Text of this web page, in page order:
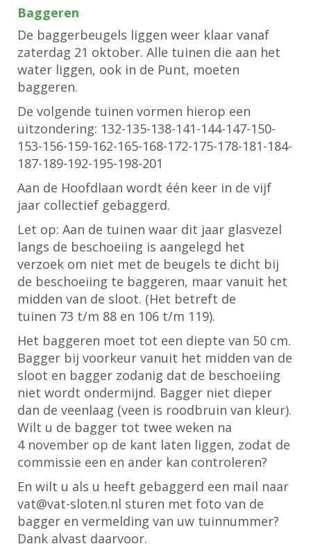
Baggeren
De baggerbeugels liggen weer klaar vanaf
zaterdag 21 oktober. Alle tuinen die aan het
water liggen, ook in de Punt, moeten
baggeren.
De volgende tuinen vormen hierop een
uitzondering: 132-135-138-141-144-147-150-
153-156-159-162-165-168-172-175-178-181-184-
187-189-192-195-198-201
Aan de Hoofdlaan wordt één keer in de vijf
jaar collectief gebaggerd.
Let op: Aan de tuinen waar dit jaar glasvezel
langs de beschoeiing is aangelegd het
verzoek om niet met de beugels te dicht bij
de beschoeiing te baggeren, maar vanuit het
midden van de sloot. (Het betreft de
tuinen 73 t/m 88 en 106 t/m 119).
Het baggeren moet tot een diepte van 50 cm.
Bagger bij voorkeur vanuit het midden van de
sloot en bagger zodanig dat de beschoeiing
niet wordt ondermijnd. Bagger niet dieper
dan de veenlaag (veen is roodbruin van kleur).
Wilt u de bagger tot twee weken na
4 november op de kant laten liggen, zodat de
commissie een en ander kan controleren?
En wilt u als u heeft gebaggerd een mail naar
vat@vat-sloten.nl sturen met foto van de
bagger en vermelding van uw tuinnummer?
Dank alvast daarvoor.